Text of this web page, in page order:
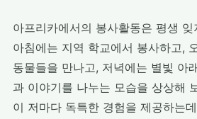
아프리카에서의 봉사활동은 평생
아침에는 지역 학교에서 봉사하고,
동물들을 만나고, 저녁에는 별빛 아
과 이야기를 나누는 모습을 상상해
이 저마다 독특한 경험을 제공하는